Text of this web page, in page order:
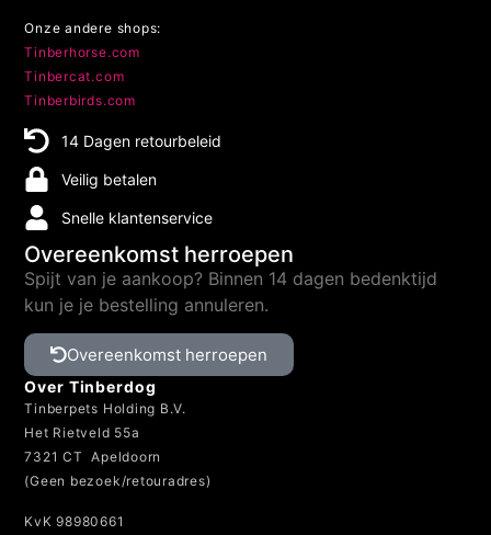
Onze andere shops:
Tinberhorse.com
Tinbercat.com
Tinberbirds.com
14 Dagen retourbeleid
Veilig betalen
Snelle klantenservice
Overeenkomst herroepen
Spijt van je aankoop? Binnen 14 dagen bedenktijd
kun je je bestelling annuleren.
Overeenkomst herroepen
Over Tinberdog
Tinberpets Holding B.V.
Het Rietveld 55a
7321 CT Apeldoorn
(Geen bezoek/retouradres)
KvK 98980661